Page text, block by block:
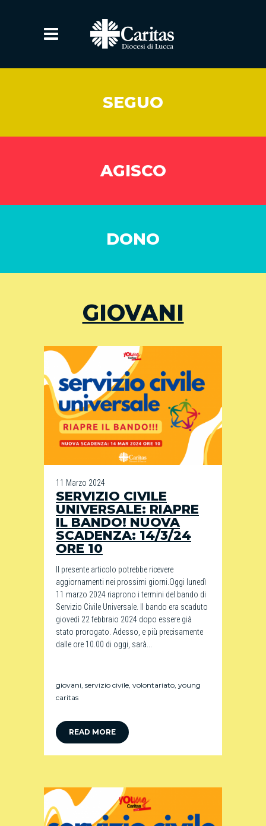
SEGUO
AGISCO
DONO
GIOVANI
11 Marzo 2024
SERVIZIO CIVILE
UNIVERSALE: RIAPRE
IL BANDO! NUOVA
SCADENZA: 14/3/24
ORE 10
Il presente articolo potrebbe ricevere
aggiornamenti nei prossimi giorni.Oggi lunedì
11 marzo 2024 riaprono i termini del bando di
Servizio Civile Universale. Il bando era scaduto
giovedì 22 febbraio 2024 dopo essere già
stato prorogato. Adesso, e più precisamente
dalle ore 10.00 di oggi, sarà...
giovani servizio civile volontariato young
caritas
READ MORE